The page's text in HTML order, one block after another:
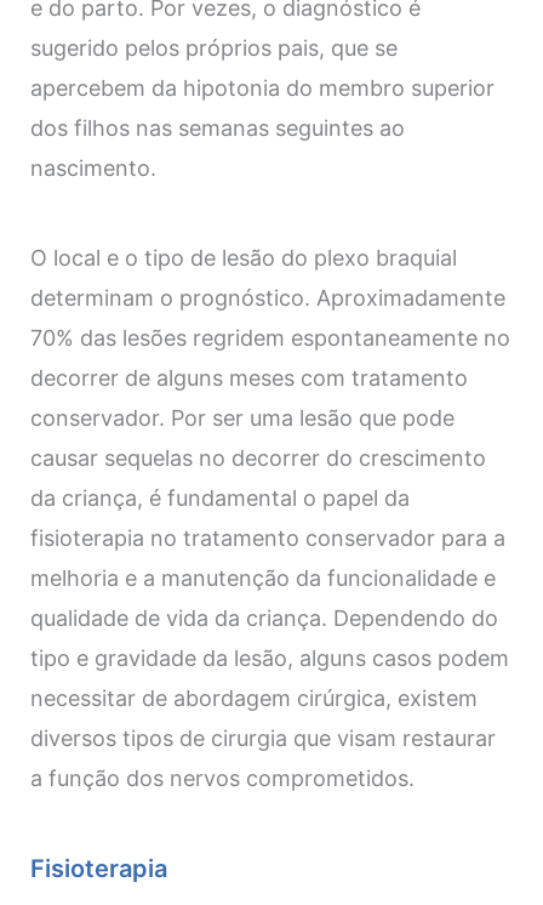
e do parto. Por vezes, o diagnóstico é
sugerido pelos próprios pais, que se
apercebem da hipotonia do membro superior
dos filhos nas semanas seguintes ao
nascimento.
O local e o tipo de lesão do plexo braquial
determinam o prognóstico. Aproximadamente
70% das lesões regridem espontaneamente no
decorrer de alguns meses com tratamento
conservador. Por ser uma lesão que pode
causar sequelas no decorrer do crescimento
da criança, é fundamental o papel da
fisioterapia no tratamento conservador para a
melhoria e a manutenção da funcionalidade e
qualidade de vida da criança. Dependendo do
tipo e gravidade da lesão, alguns casos podem
necessitar de abordagem cirúrgica, existem
diversos tipos de cirurgia que visam restaurar
a função dos nervos comprometidos.
Fisioterapia